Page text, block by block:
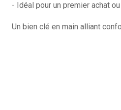
- Idéal pour un premier achat
Un bien clé en main alliant